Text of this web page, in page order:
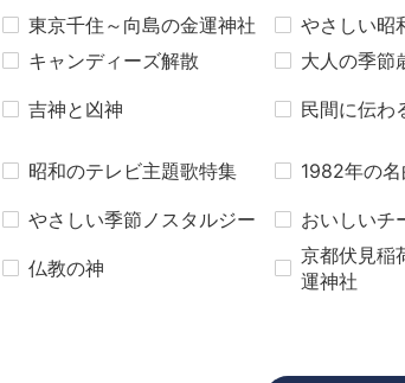
東京千住～向島の金運神社
やさしい昭
キャンディーズ解散
大人の季節
吉神と凶神 民間に伝わ
昭和のテレビ主題歌特集 1982年の
やさしい季節ノスタルジー
おいしいチ
仏教の神
京都伏見稲
運神社